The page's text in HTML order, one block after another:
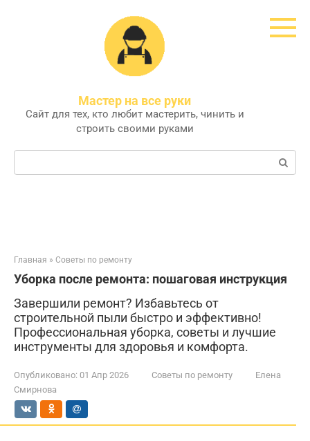
Мастер на все руки
Сайт для тех, кто любит мастерить, чинить и
строить своими руками
Поиск:
Главная » Советы по ремонту
Уборка после ремонта: пошаговая инструкция
Завершили ремонт? Избавьтесь от
строительной пыли быстро и эффективно!
Профессиональная уборка, советы и лучшие
инструменты для здоровья и комфорта.
Опубликовано: 01 Апр 2026 Советы по ремонту
Елена
Смирнова